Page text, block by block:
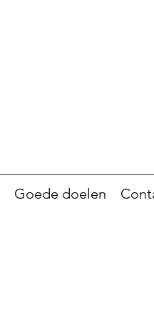
Goede doelen